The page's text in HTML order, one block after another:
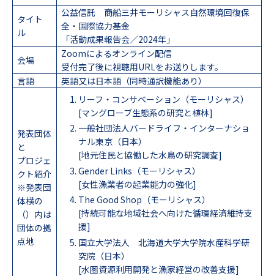
タイト
ル
公益信託 商船三井モーリシャス自然環境回復保
全・国際協力基金
「活動成果報告会／2024年」
会場
Zoomによるオンライン配信
受付完了後に視聴用URLをお送りします。
言語
英語又は日本語（同時通訳機能あり）
発表団体
と
プロジェ
クト紹介
※発表団
体横の
（）内は
団体の拠
点地
リーフ・コンサベーション（モーリシャス）
[マングローブ生態系の研究と植林]
一般社団法人バードライフ・インターナショ
ナル東京（日本）
[地元住民と協働した水鳥の研究調査]
Gender Links（モーリシャス）
[女性漁業者の起業能力の強化]
The Good Shop（モーリシャス）
[持続可能な地域社会へ向けた循環経済維持支
援]
国立大学法人 北海道大学大学院水産科学研
究院（日本）
[水圏資源利用開発と漁家経営の改善支援]